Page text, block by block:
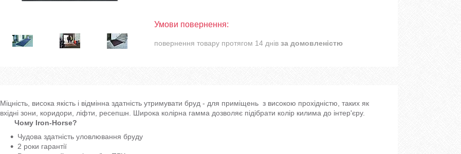
повернення товару протягом 14 днів за домовленістю
Міцність, висока якість і відмінна здатність утримувати бруд - для приміщень з високою прохідністю, таких як
вхідні зони, коридори, ліфти, ресепшн. Широка колірна гамма дозволяє підібрати колір килима до інтер'єру.
Чому Iron-Horse?
Чудова здатність уловлювання бруду
2 роки гарантії